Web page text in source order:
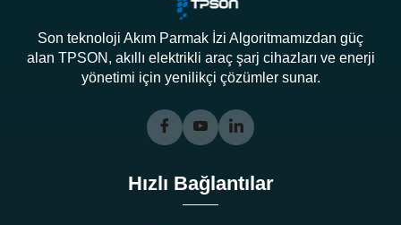
Son teknoloji Akım Parmak İzi Algoritmamızdan güç
alan TPSON, akıllı elektrikli araç şarj cihazları ve enerji
yönetimi için yenilikçi çözümler sunar.
Hızlı Bağlantılar